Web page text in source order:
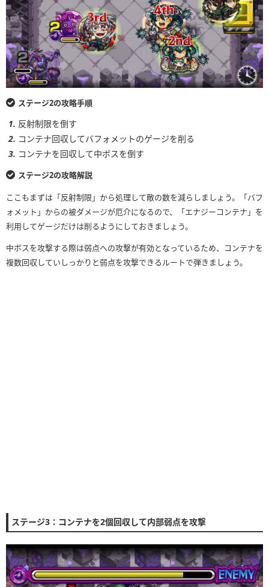
ステージ2の攻略手順
反射制限を倒す
コンテナ回収してバフォメットのゲージを削る
コンテナを回収して中ボスを倒す
ステージ2の攻略解説
ここもまずは「反射制限」から処理して敵の数を減らしましょう。「バフ
ォメット」からの被ダメージが厄介になるので、「エナジーコンテナ」を
利用してゲージだけは削るようにしておきましょう。
中ボスを攻撃する際は弱点への攻撃が有効となっているため、コンテナを
複数回収していしっかりと弱点を攻撃できるルートで弾きましょう。
ステージ3：コンテナを2個回収して内部弱点を攻撃